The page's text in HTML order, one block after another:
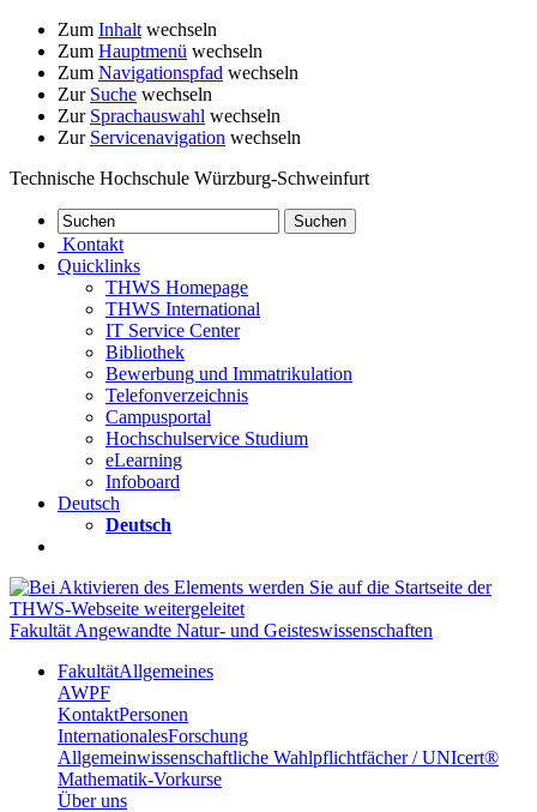
Zum Inhalt wechseln
Zum Hauptmenü wechseln
Zum Navigationspfad wechseln
Zur Suche wechseln
Zur Sprachauswahl wechseln
Zur Servicenavigation wechseln
Technische Hochschule Würzburg-Schweinfurt
Kontakt
Quicklinks
THWS Homepage
THWS International
IT Service Center
Bibliothek
Bewerbung und Immatrikulation
Telefonverzeichnis
Campusportal
Hochschulservice Studium
eLearning
Infoboard
Deutsch
Deutsch
Fakultät Angewandte Natur- und Geisteswissenschaften
FakultätAllgemeines
AWPF
KontaktPersonen
InternationalesForschung
Allgemeinwissenschaftliche Wahlpflichtfächer / UNIcert®
Mathematik-Vorkurse
Über uns